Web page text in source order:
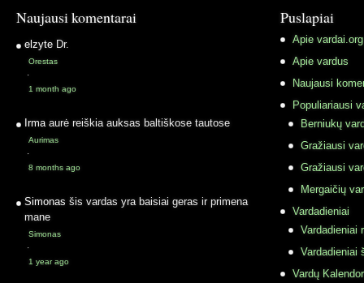
Naujausi komentarai
elzyte Dr.
Orestas
·
1 month ago
Irma aurė reiškia auksas baltiškose tautose
Aurimas
·
8 months ago
Simonas šis vardas yra baisiai geras ir primena
mane
Simonas
·
1 year ago
Puslapiai
Apie vardai.org
Apie vardus
Naujausi
Populiariausi
Berniukų
Gražiausi
Gražiausi
Mergaičių
Vardadieniai
Vardadieniai
Vardadieniai
Vardų